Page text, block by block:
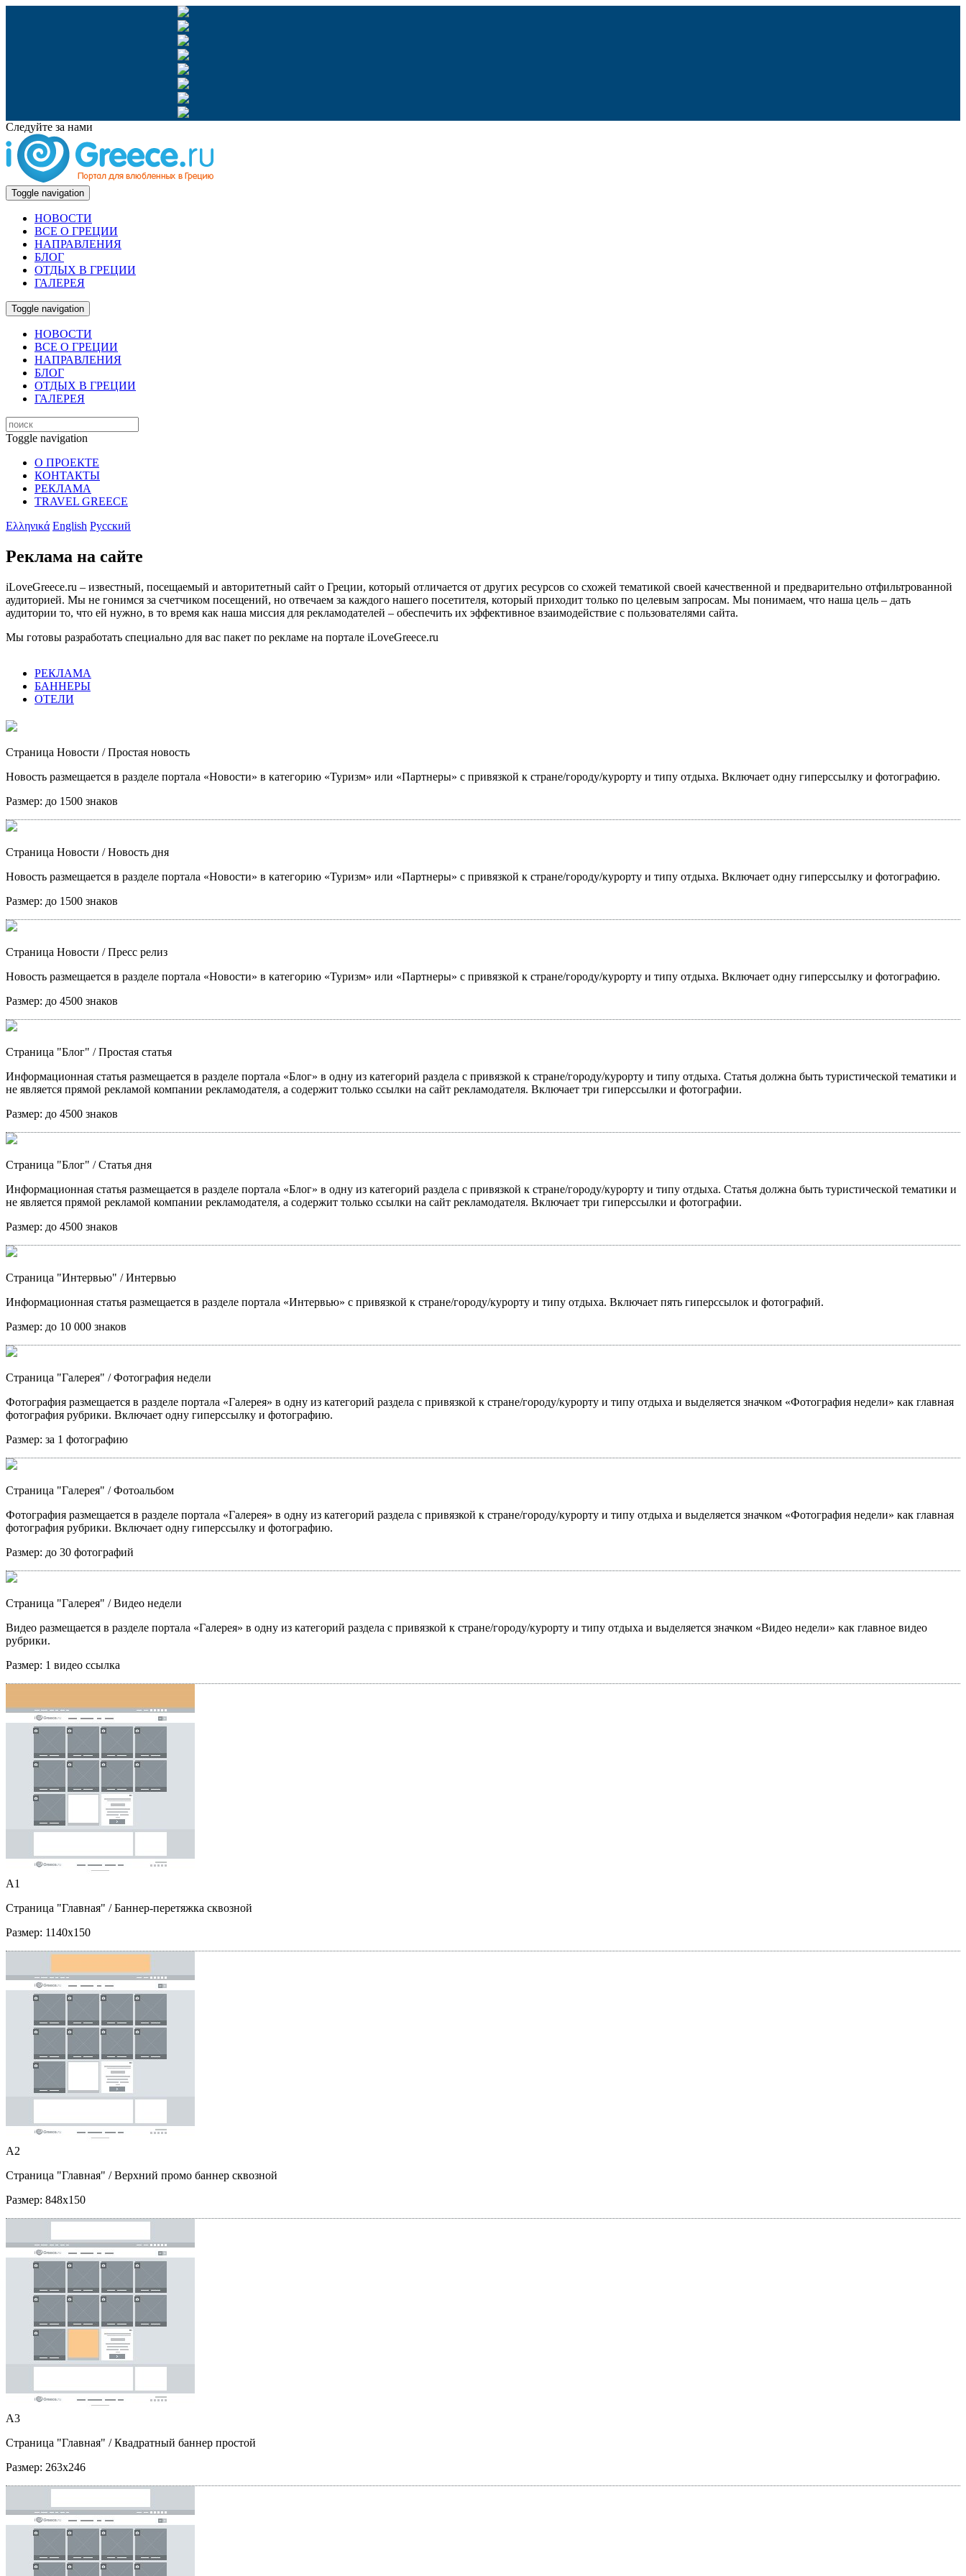
Следуйте за нами
Toggle navigation
НОВОСТИ
ВСЕ О ГРЕЦИИ
НАПРАВЛЕНИЯ
БЛОГ
ОТДЫХ В ГРЕЦИИ
ГАЛЕРЕЯ
Toggle navigation
НОВОСТИ
ВСЕ О ГРЕЦИИ
НАПРАВЛЕНИЯ
БЛОГ
ОТДЫХ В ГРЕЦИИ
ГАЛЕРЕЯ
Toggle navigation
О ПРОЕКТЕ
КОНТАКТЫ
РЕКЛАМА
TRAVEL GREECE
Ελληνικά English Русский
Реклама на сайте
iLoveGreece.ru – известный, посещаемый и авторитетный сайт о Греции, который отличается от других ресурсов со схожей тематикой своей качественной и предварительно отфильтрованной
аудиторией. Мы не гонимся за счетчиком посещений, но отвечаем за каждого нашего посетителя, который приходит только по целевым запросам. Мы понимаем, что наша цель – дать
аудитории то, что ей нужно, в то время как наша миссия для рекламодателей – обеспечить их эффективное взаимодействие с пользователями сайта.
Мы готовы разработать специально для вас пакет по рекламе на портале iLoveGreece.ru
РЕКЛАМА
БАННЕРЫ
ОТЕЛИ
Страница Новости / Простая новость
Новость размещается в разделе портала «Новости» в категорию «Туризм» или «Партнеры» с привязкой к стране/городу/курорту и типу отдыха. Включает одну гиперссылку и фотографию.
Размер: до 1500 знаков
Страница Новости / Новость дня
Новость размещается в разделе портала «Новости» в категорию «Туризм» или «Партнеры» с привязкой к стране/городу/курорту и типу отдыха. Включает одну гиперссылку и фотографию.
Размер: до 1500 знаков
Страница Новости / Пресс релиз
Новость размещается в разделе портала «Новости» в категорию «Туризм» или «Партнеры» с привязкой к стране/городу/курорту и типу отдыха. Включает одну гиперссылку и фотографию.
Размер: до 4500 знаков
Страница "Блог" / Простая статья
Информационная статья размещается в разделе портала «Блог» в одну из категорий раздела с привязкой к стране/городу/курорту и типу отдыха. Статья должна быть туристической тематики и
не является прямой рекламой компании рекламодателя, а содержит только ссылки на сайт рекламодателя. Включает три гиперссылки и фотографии.
Размер: до 4500 знаков
Страница "Блог" / Статья дня
Информационная статья размещается в разделе портала «Блог» в одну из категорий раздела с привязкой к стране/городу/курорту и типу отдыха. Статья должна быть туристической тематики и
не является прямой рекламой компании рекламодателя, а содержит только ссылки на сайт рекламодателя. Включает три гиперссылки и фотографии.
Размер: до 4500 знаков
Страница "Интервью" / Интервью
Информационная статья размещается в разделе портала «Интервью» с привязкой к стране/городу/курорту и типу отдыха. Включает пять гиперссылок и фотографий.
Размер: до 10 000 знаков
Страница "Галерея" / Фотография недели
Фотография размещается в разделе портала «Галерея» в одну из категорий раздела с привязкой к стране/городу/курорту и типу отдыха и выделяется значком «Фотография недели» как главная
фотография рубрики. Включает одну гиперссылку и фотографию.
Размер: за 1 фотографию
Страница "Галерея" / Фотоальбом
Фотография размещается в разделе портала «Галерея» в одну из категорий раздела с привязкой к стране/городу/курорту и типу отдыха и выделяется значком «Фотография недели» как главная
фотография рубрики. Включает одну гиперссылку и фотографию.
Размер: до 30 фотографий
Страница "Галерея" / Видео недели
Видео размещается в разделе портала «Галерея» в одну из категорий раздела с привязкой к стране/городу/курорту и типу отдыха и выделяется значком «Видео недели» как главное видео
рубрики.
Размер: 1 видео ссылка
A1
Страница "Главная" / Баннер-перетяжка сквозной
Размер: 1140x150
A2
Страница "Главная" / Верхний промо баннер сквозной
Размер: 848x150
A3
Страница "Главная" / Квадратный баннер простой
Размер: 263x246